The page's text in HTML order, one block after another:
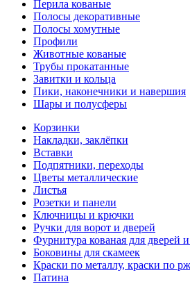
Перила кованые
Полосы декоративные
Полосы хомутные
Профили
Животные кованые
Трубы прокатанные
Завитки и кольца
Пики, наконечники и навершия
Шары и полусферы
Корзинки
Накладки, заклёпки
Вставки
Подпятники, переходы
Цветы металлические
Листья
Розетки и панели
Ключницы и крючки
Ручки для ворот и дверей
Фурнитура кованая для дверей
Боковины для скамеек
Краски по металлу, краски по
Патина